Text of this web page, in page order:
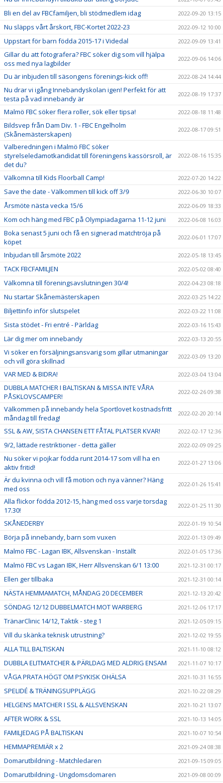
Bli en del av FBCfamiljen, bli stödmedlem idag 2022-09-20 13:15
Nu släpps vårt årskort, FBC-Kortet 2022-23 2022-09-12 10:00
Uppstart för barn födda 2015-17 i Videdal 2022-09-09 13:41
Gillar du att fotografera? FBC söker dig som vill hjälpa
oss med nya lagbilder
2022-09-06 14:06
Du är inbjuden till säsongens förenings-kick off! 2022-08-24 14:44
Nu drar vi igång Innebandyskolan igen! Perfekt för att
testa på vad innebandy är
2022-08-19 17:37
Malmö FBC söker flera roller, sök eller tipsa! 2022-08-18 11:48
Bildsvep från Dam Div. 1 - FBC Engelholm
(Skånemästerskapen)
2022-08-17 09:51
Valberedningen i Malmö FBC söker
styrelseledamotkandidat till föreningens kassörsroll, är
det du?
2022-08-16 15:35
Välkomna till Kids Floorball Camp! 2022-07-20 14:22
Save the date - Välkommen till kick off 3/9 2022-06-30 10:07
Årsmöte nästa vecka 15/6 2022-06-09 18:33
Kom och häng med FBC på Olympiadagarna 11-12 juni 2022-06-08 16:03
Boka senast 5 juni och få en signerad matchtröja på
köpet
2022-06-01 17:07
Inbjudan till årsmöte 2022 2022-05-18 13:45
TACK FBCFAMILJEN 2022-05-02 08:40
Välkomna till föreningsavslutningen 30/4! 2022-04-23 08:18
Nu startar Skånemästerskapen 2022-03-25 14:22
Biljettinfo inför slutspelet 2022-03-22 11:08
Sista stödet - Fri entré - Pärldag 2022-03-16 15:43
Lär dig mer om innebandy 2022-03-13 20:55
Vi söker en försäljningsansvarig som gillar utmaningar
och vill göra skillnad
2022-03-09 13:20
VAR MED & BIDRA! 2022-03-04 13:04
DUBBLA MATCHER I BALTISKAN & MISSA INTE VÅRA
PÅSKLOVSCAMPER!
2022-02-26 09:38
Välkommen på innebandy hela Sportlovet kostnadsfritt
måndag till fredag!
2022-02-20 20:14
SSL & AW, SISTA CHANSEN ETT FÅTAL PLATSER KVAR! 2022-02-17 12:36
9/2, lättade restriktioner - detta gäller 2022-02-09 09:25
Nu söker vi pojkar födda runt 2014-17 som vill ha en
aktiv fritid!
2022-01-27 13:06
Är du kvinna och vill få motion och nya vänner? Häng
med oss
2022-01-26 15:41
Alla flickor födda 2012-15, häng med oss varje torsdag
17.30!
2022-01-25 11:30
SKÅNEDERBY 2022-01-19 10:54
Börja på innebandy, barn som vuxen 2022-01-13 09:49
Malmö FBC - Lagan IBK, Allsvenskan - Inställt 2022-01-05 17:36
Malmö FBC vs Lagan IBK, Herr Allsvenskan 6/1 13:00 2021-12-31 00:17
Ellen ger tillbaka 2021-12-31 00:14
NÄSTA HEMMAMATCH, MÅNDAG 20 DECEMBER 2021-12-13 20:42
SÖNDAG 12/12 DUBBELMATCH MOT WARBERG 2021-12-06 17:17
TränarClinic 14/12, Taktik - steg 1 2021-12-05 09:15
Vill du skänka teknisk utrustning? 2021-12-02 19:55
ALLA TILL BALTISKAN 2021-11-10 08:12
DUBBLA ELITMATCHER & PÄRLDAG MED ALDRIG ENSAM 2021-11-07 10:17
VÅGA PRATA HÖGT OM PSYKISK OHÄLSA 2021-10-31 16:55
SPELIDÉ & TRÄNINGSUPPLÄGG 2021-10-22 08:29
HELGENS MATCHER I SSL & ALLSVENSKAN 2021-10-21 13:07
AFTER WORK & SSL 2021-10-13 14:05
FAMILJEDAG PÅ BALTISKAN 2021-10-07 10:54
HEMMAPREMIÄR x 2 2021-09-24 08:38
Domarutbildning - Matchledaren 2021-09-15 09:05
Domarutbildning - Ungdomsdomaren 2021-09-08 00:09